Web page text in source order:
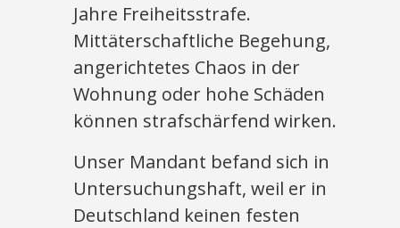
Jahre Freiheitsstrafe.
Mittäterschaftliche Begehung,
angerichtetes Chaos in der
Wohnung oder hohe Schäden
können strafschärfend wirken.
Unser Mandant befand sich in
Untersuchungshaft, weil er in
Deutschland keinen festen